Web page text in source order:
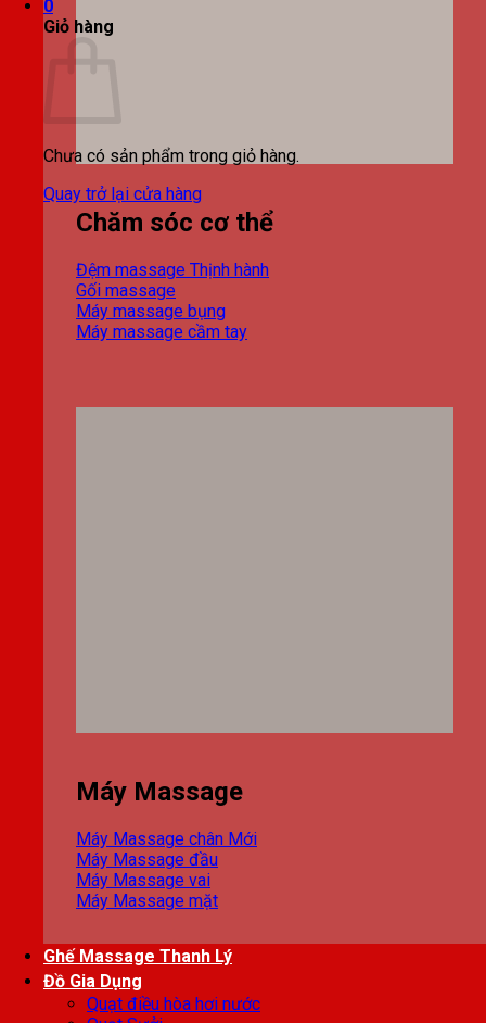
0
Giỏ hàng
Chưa có sản phẩm trong giỏ hàng.
Quay trở lại cửa hàng
Chăm sóc cơ thể
Đệm massage
Gối massage
Máy massage bụng
Máy massage cầm tay
Máy Massage
Máy Massage chân
Máy Massage đầu
Máy Massage vai
Máy Massage mặt
Ghế Massage Thanh Lý
Đồ Gia Dụng
Quạt điều hòa hơi nước